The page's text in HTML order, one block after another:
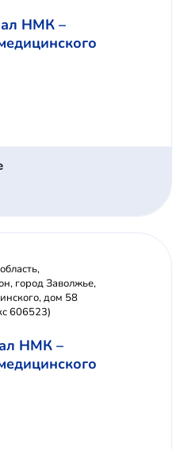
НМК –
город Заволжье,
дом 58
606523)
НМК –